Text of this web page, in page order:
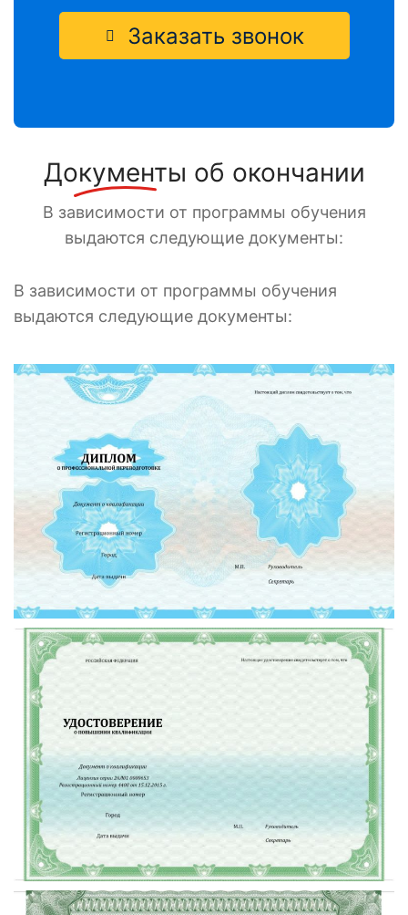
Заказать звонок
Документы об окончании
В зависимости от программы обучения
выдаются следующие документы:
В зависимости от программы обучения
выдаются следующие документы: